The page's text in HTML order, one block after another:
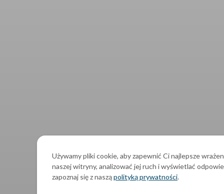
Używamy pliki cookie, aby zapewnić Ci najlepsze
naszej witryny, analizować jej ruch i wyświetlać
zapoznaj się z nasząpolityką prywatności.